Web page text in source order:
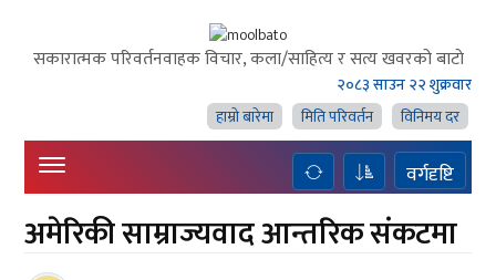
सकारात्मक परिवर्तनवाहक विचार, कला/साहित्य र सत्य खवरको बाटाे
२०८३ साउन २२ शुक्रवार
हाम्राे बारेमा
मिति परिवर्तन विनिमय दर
वर्गदृष्टि
अमेरिकी साम्राज्यवाद आन्तरिक संकटमा